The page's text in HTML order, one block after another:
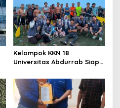
Kelompok KKN 18
Universitas Abdurrab Siap
Mendedikasikan Diri untuk
Masyarakat Desa Pulau
Deras